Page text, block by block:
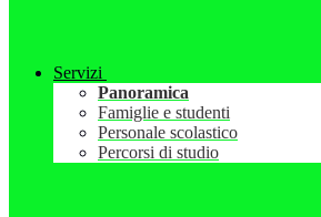
Servizi
Panoramica
Famiglie e studenti
Personale scolastico
Percorsi di studio